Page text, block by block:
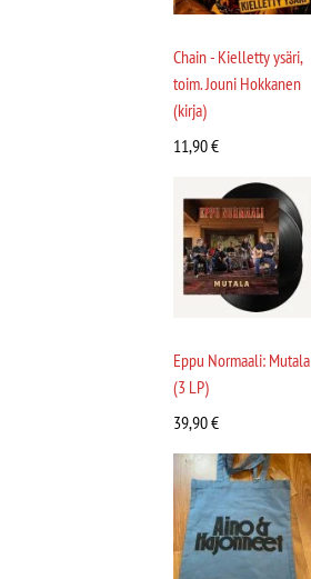
Chain - Kielletty ysäri,
toim. Jouni Hokkanen
(kirja)
11,90€
Eppu Normaali: Mutala
(3 LP)
39,90€